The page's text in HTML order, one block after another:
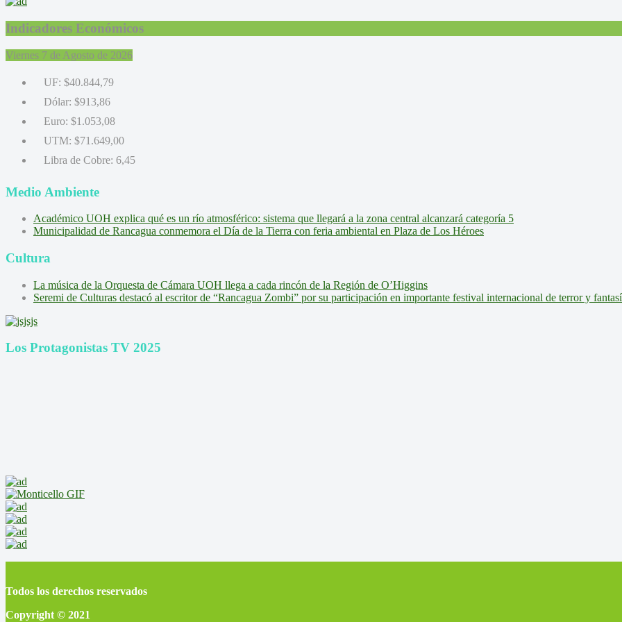
Indicadores Económicos
Viernes 7 de Agosto de 2026
UF: $40.844,79
Dólar: $913,86
Euro: $1.053,08
UTM: $71.649,00
Libra de Cobre: 6,45
Medio Ambiente
Académico UOH explica qué es un río atmosférico: sistema que llegará a la zona central alcanzará categoría 5
Municipalidad de Rancagua conmemora el Día de la Tierra con feria ambiental en Plaza de Los Héroes
Cultura
La música de la Orquesta de Cámara UOH llega a cada rincón de la Región de O’Higgins
Seremi de Culturas destacó al escritor de “Rancagua Zombi” por su participación en importante festival internacional de terror y
Los Protagonistas TV 2025
Todos los derechos reservados
Copyright © 2021